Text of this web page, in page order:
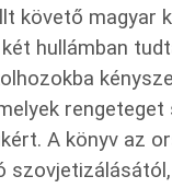
követő magyar
hullámban
rengeteget
A könyv az